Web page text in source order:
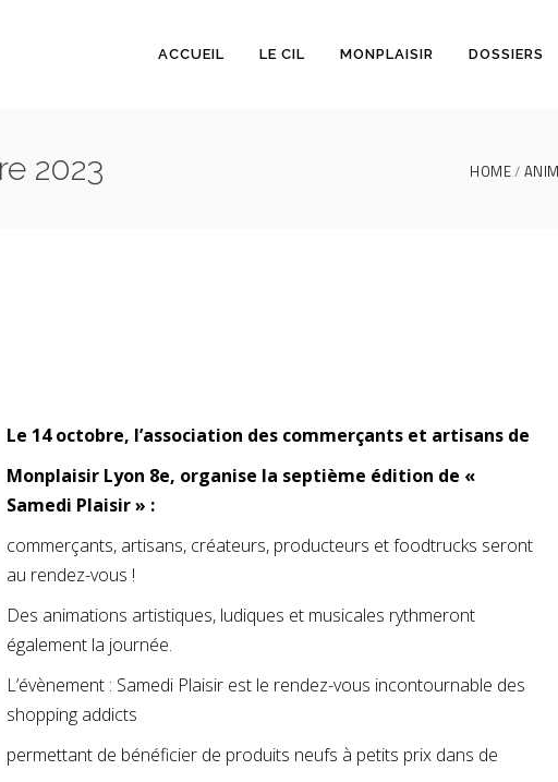
ACCUEIL LE CIL MONPLAISIR DOSSIERS
2023 HOME
Le 14 octobre, l’association des commerçants et artisans de
Monplaisir Lyon 8e, organise la septième édition de «
Samedi Plaisir » :
commerçants, artisans, créateurs, producteurs et foodtrucks seront
au rendez-vous !
Des animations artistiques, ludiques et musicales rythmeront
également la journée.
L’évènement : Samedi Plaisir est le rendez-vous incontournable des
shopping addicts
permettant de bénéficier de produits neufs à petits prix dans de